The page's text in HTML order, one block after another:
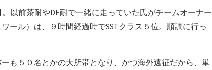
以前茶耐やDE耐で一緒に走っていた氏がチームオーナー
ール）は、９時間経過時でSSTクラス５位。順調に行っ
も５０名とかの大所帯となり、かつ海外遠征だから、単